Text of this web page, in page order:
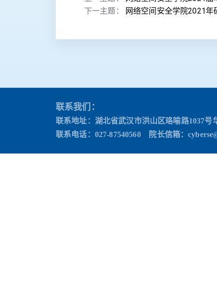
下一主题：
网络空间安全学院2021
联系我们：
联系地址：湖北省武汉市洪山区珞喻路1037号
联系电话：027-87540560 院长信箱：